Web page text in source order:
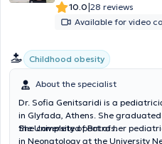
10.0|28 reviews
Available for video
Childhood obesity
About the specialist
Dr. Sofia Genitsaridi is a
in Glyfada, Athens. She
the University of Patras.
She completed part of her
in Neonatology at the University